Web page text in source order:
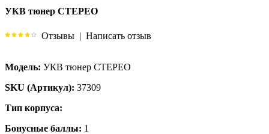
УКВ тюнер СТЕРЕО
Отзывы | Написать отзыв
Модель: УКВ тюнер СТЕРЕО
SKU (Артикул): 37309
Тип корпуса:
Бонусные баллы: 1